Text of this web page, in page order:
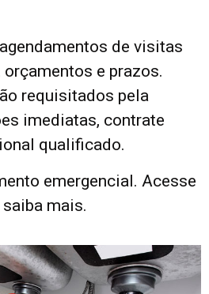
de visitas
e prazos.
requisitados pela
imediatas, contrate
qualificado.
emergencial. Acesse
mais.